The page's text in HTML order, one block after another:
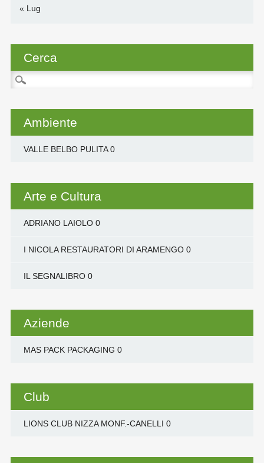
« Lug
Cerca
Ricerca
per:
Ambiente
VALLE BELBO PULITA0
Arte e Cultura
ADRIANO LAIOLO0
I NICOLA RESTAURATORI DI ARAMENGO0
IL SEGNALIBRO0
Aziende
MAS PACK PACKAGING 0
Club
LIONS CLUB NIZZA MONF.-CANELLI 0